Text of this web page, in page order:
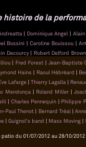
histoire de la
| Dominique Angel |
Bossini |Caroline Bouissou |
Decourcy | Robert Delford
| Fred Forest | Jean-Baptiste
Hains | Raoul Hébréard |
Lafarge |Thierry Lagalla |
Mendonça | Roland Miller |
| Charles Pennequin | Philippe
Paul Thenot | Bernard Tréal |
| Guignol's band | Mass Moving |
du 01/07/2012 au 28/10/